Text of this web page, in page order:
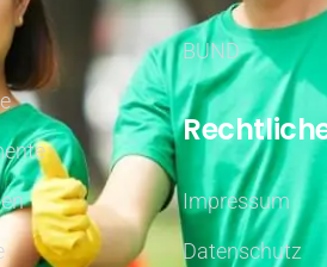
BUND
Impressum
Datenschutz